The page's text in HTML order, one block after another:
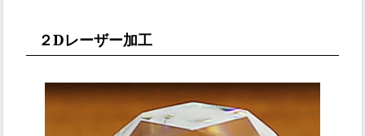
２Dレーザー加工